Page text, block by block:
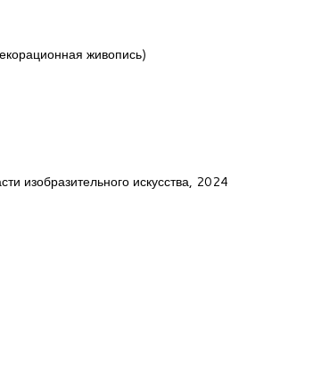
живопись)
изобразительного искусства, 2024